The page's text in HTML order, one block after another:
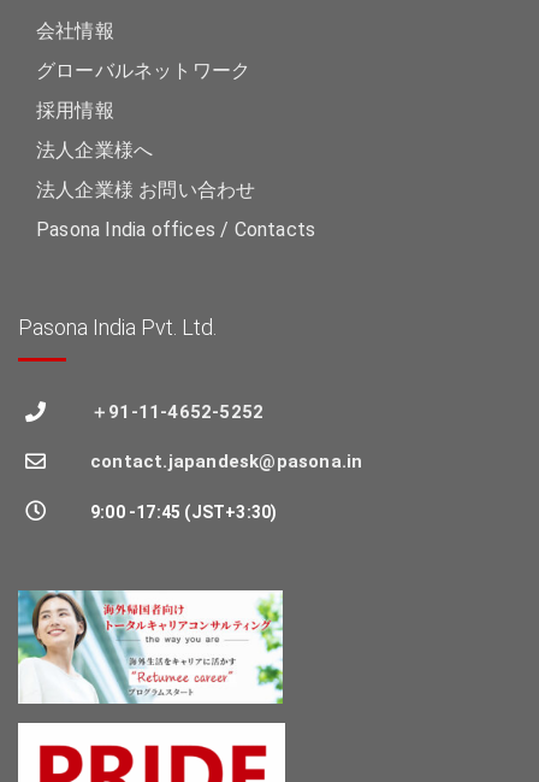
会社情報
グローバルネットワーク
採用情報
法人企業様へ
法人企業様 お問い合わせ
Pasona India offices / Contacts
Pasona India Pvt. Ltd.
＋91-11-4652-5252
contact.japandesk@pasona.in
9:00 -17:45 (JST+3:30)